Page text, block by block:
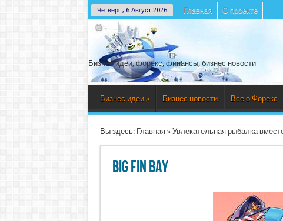
Четверг , 6 Август 2026 Главная О проекте
Бизнес идеи, форекс, финансы, бизнес новости
Бизнес идеи » Бизнес новости Все о Форекс
Вы здесь: Главная» Увлекательная рыбалка
Big Fin Bay